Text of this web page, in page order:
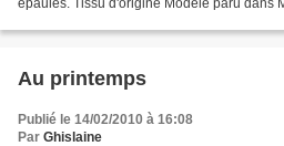
Au printemps
Publié le 14/02/2010 à 16:08
Par Ghislaine